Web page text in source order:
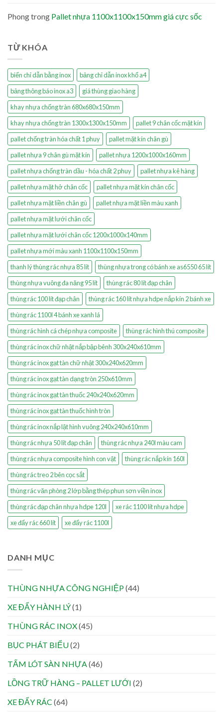
Phongtrong Pallet nhựa 1100x1100x150mm giá cực sốc
TỪ KHÓA
biển chỉ dẫn bằng inox
bảng chỉ dẫn inox khổ a4
bảng thông báo inox a3
giá thùng giao hàng
khay nhựa chống tràn 680x680x150mm
khay nhựa chống tràn 1300x1300x150mm
pallet 9 chân cốc mặt kín
pallet chống tràn hóa chất 1 phuy
pallet mặt kín chân gù
pallet nhựa 9 chân gù mặt kín
pallet nhựa 1200x1000x160mm
pallet nhựa chống tràn dầu - hóa chất 2 phuy
pallet nhựa kê hàng
pallet nhựa mặt hở chân cốc
pallet nhựa mặt kín chân cốc
pallet nhựa mặt liền chân gù
pallet nhựa mặt liền màu xanh
pallet nhựa mặt lưới chân cốc
pallet nhựa mặt lưới chân cốc 1200x1000x140mm
pallet nhựa mới màu xanh 1100x1100x150mm
thanh lý thùng rác nhựa 85 lít
thùng nhựa trong có bánh xe as6550 65 lít
thùng nhựa vuông đa năng 95 lít
thùng rác 80 lít đạp chân
thùng rác 100 lít đạp chân
thùng rác 160 lít nhựa hdpe nắp kín 2 bánh xe
thùng rác 1100l 4 bánh xe xanh lá
thùng rác hình cá chép nhựa composite
thùng rác hình thú composite
thùng rác inox chữ nhật nắp bập bênh 300x240x610mm
thùng rác inox gạt tàn chữ nhật 300x240x620mm
thùng rác inox gạt tàn dạng tròn 250x610mm
thùng rác inox gạt tàn thuốc 240x240x620mm
thùng rác inox gạt tàn thuốc hình tròn
thùng rác inox nắp lật hình vuông 240x240x610mm
thùng rác nhựa 50 lít đạp chân
thùng rác nhựa 240l màu cam
thùng rác nhựa composite hình con vật
thùng rác nắp kín 160l
thùng rác treo 2 bên cọc sắt
thùng rác văn phòng 2 lớp bằng thép phun sơn viền inox
thùng rác đạp chân nhựa hdpe 120l
xe rác 1100 lít nhựa hdpe
xe đẩy rác 660 lít
xe đẩy rác 1100l
DANH MỤC
THÙNG NHỰA CÔNG NGHIỆP(44)
XE ĐẨY HÀNH LÝ(1)
THÙNG RÁC INOX(45)
BỤC PHÁT BIỂU(2)
TẤM LÓT SÀN NHỰA (46)
LỒNG TRỮ HÀNG – PALLET LƯỚI (2)
XE ĐẨY RÁC (64)